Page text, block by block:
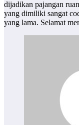
dijadikan pajangan
yang dimiliki sangat
yang lama. Selamat